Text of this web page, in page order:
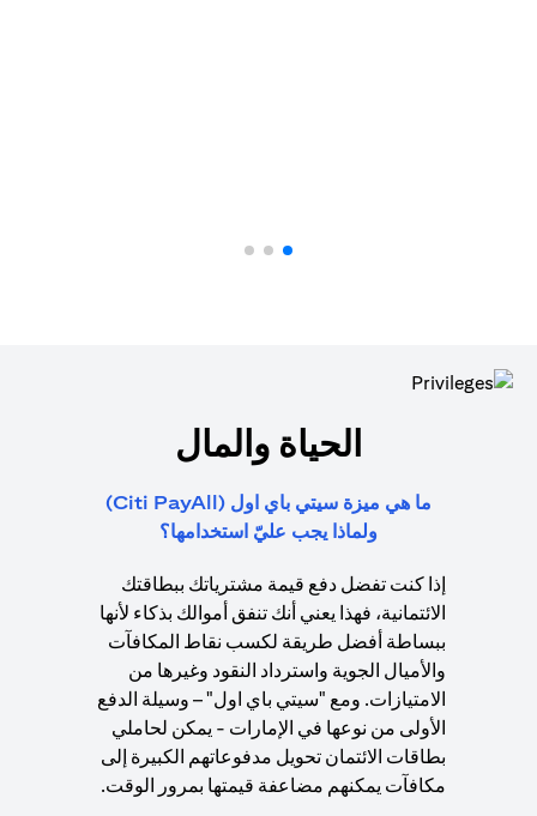
الحياة والمال
ما هي ميزة سيتي باي اول (Citi PayAll)
ولماذا يجب عليّ استخدامها؟
إذا كنت تفضل دفع قيمة مشترياتك ببطاقتك
الائتمانية، فهذا يعني أنك تنفق أموالك بذكاء لأنها
ببساطة أفضل طريقة لكسب نقاط المكافآت
والأميال الجوية واسترداد النقود وغيرها من
الامتيازات. ومع "سيتي باي اول" – وسيلة الدفع
الأولى من نوعها في الإمارات - يمكن لحاملي
بطاقات الائتمان تحويل مدفوعاتهم الكبيرة إلى
مكافآت يمكنهم مضاعفة قيمتها بمرور الوقت.